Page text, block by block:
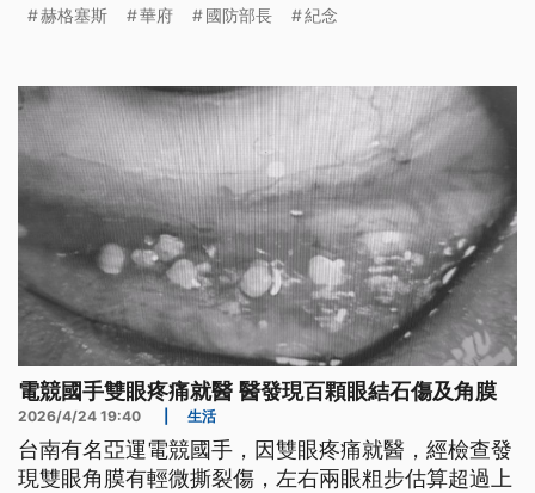
懲罰。華府聯邦檢察長強調，所有起訴都基於證據辦
赫格塞斯 華府 國防部長 紀念
電競國手雙眼疼痛就醫 醫發現百顆眼結石傷及角膜
2026/4/24 19:40 生活
台南有名亞運電競國手，因雙眼疼痛就醫，經檢查發
現雙眼角膜有輕微撕裂傷，左右兩眼粗步估算超過上